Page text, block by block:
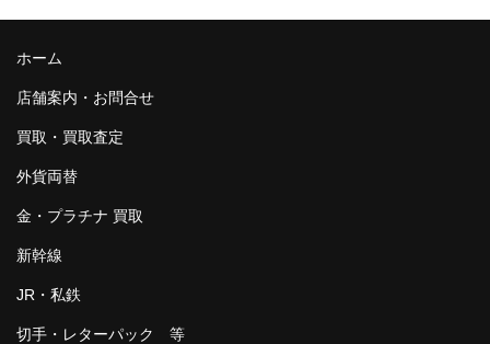
ホーム
店舗案内・お問合せ
買取・買取査定
外貨両替
金・プラチナ 買取
新幹線
JR・私鉄
切手・レターパック 等